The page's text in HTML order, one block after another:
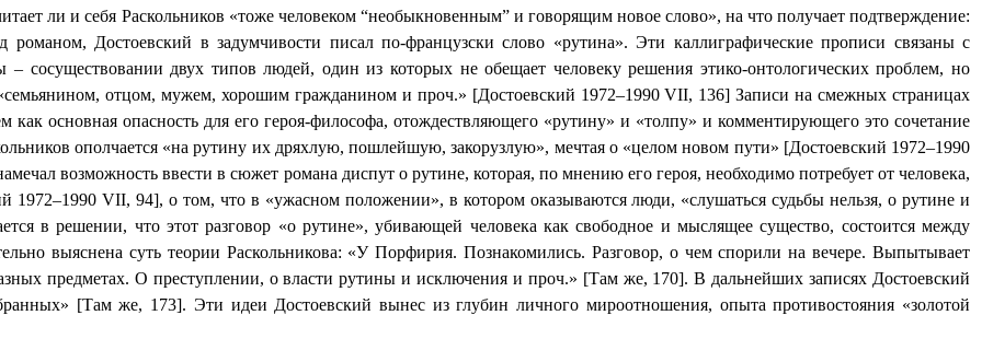
ли и себя Раскольников «тоже человеком “необыкновенным” и говорящим новое слово», на что получает подтверждение:
Достоевский в задумчивости писал по-французски слово «рутина». Эти каллиграфические прописи связаны с
сосуществовании двух типов людей, один из которых не обещает человеку решения этико-онтологических проблем, но
«семьянином, отцом, мужем, хорошим гражданином и проч.» [Достоевский 1972–1990VII, 136] Записи на смежных страницах
как основная опасность для его героя-философа, отождествляющего «рутину» и «толпу» и комментирующего это сочетание
ополчается «на рутину их дряхлую, пошлейшую, закорузлую», мечтая о «целом новом пути» [Достоевский 1972–1990
возможность ввести в сюжет романа диспут о рутине, которая, по мнению его героя, необходимо потребует от человека,
1972–1990VII, 94], о том, что в «ужасном положении», в котором оказываются люди, «слушаться судьбы нельзя, о рутине и
в решении, что этот разговор «о рутине», убивающей человека как свободное и мыслящее существо, состоится между
выяснена суть теории Раскольникова: «У Порфирия. Познакомились. Разговор, о чем спорили на вечере. Выпытывает
предметах. О преступлении, о власти рутины и исключения и проч.» [Там же, 170]. В дальнейших записях Достоевский
[Там же, 173]. Эти идеи Достоевский вынес из глубин личного мироотношения, опыта противостояния «золотой